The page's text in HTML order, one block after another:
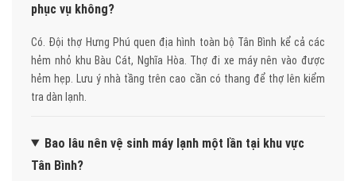
phục vụ không?
Có. Đội thợ Hưng Phú quen địa hình toàn bộ Tân Bình kể cả các
hẻm nhỏ khu Bàu Cát, Nghĩa Hòa. Thợ đi xe máy nên vào được
hẻm hẹp. Lưu ý nhà tầng trên cao cần có thang để thợ lên kiểm
tra dàn lạnh.
Bao lâu nên vệ sinh máy lạnh một lần tại khu vực
Tân Bình?